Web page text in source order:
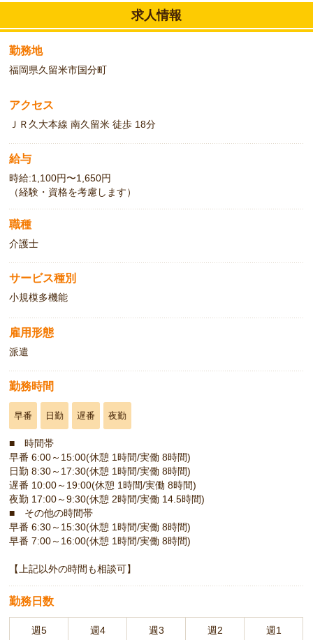
求人情報
勤務地
福岡県久留米市国分町
アクセス
ＪＲ久大本線 南久留米 徒歩 18分
給与
時給:1,100円〜1,650円
（経験・資格を考慮します）
職種
介護士
サービス種別
小規模多機能
雇用形態
派遣
勤務時間
早番 日勤 遅番 夜勤
■ 時間帯
早番 6:00～15:00(休憩 1時間/実働 8時間)
日勤 8:30～17:30(休憩 1時間/実働 8時間)
遅番 10:00～19:00(休憩 1時間/実働 8時間)
夜勤 17:00～9:30(休憩 2時間/実働 14.5時間)
■ その他の時間帯
早番 6:30～15:30(休憩 1時間/実働 8時間)
早番 7:00～16:00(休憩 1時間/実働 8時間)
【上記以外の時間も相談可】
勤務日数
週5 週4 週3 週2 週1